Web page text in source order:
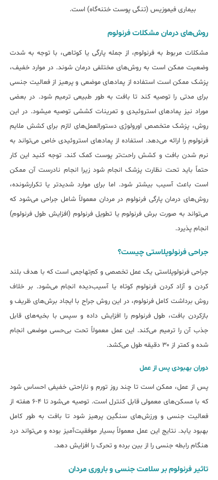
بیماری فیموزیس (تنگی پوست ختنه‌گاه) است.
روش‌های درمان مشکلات فرنولوم
مشکلات مربوط به فرنولوم، از جمله پارگی یا کوتاهی، با توجه به شدت
وضعیت ممکن است به روش‌های مختلفی درمان شوند. در موارد خفیف،
پزشک ممکن است استفاده از پمادهای موضعی و پرهیز از فعالیت جنسی
برای مدتی را توصیه کند تا بافت به طور طبیعی ترمیم شود. در بعضی
موراد نیز پمادهای استروئیدی و تمرینات کششی توصیه میشود. در این
روش، پزشک متخصص اورولوژی دستورالعمل‌های لازم برای کشش ملایم
فرنولوم را ارائه می‌دهد. استفاده از پمادهای استروئیدی خاص می‌تواند به
نرم شدن بافت و کشش راحت‌تر پوست کمک کند. توجه کنید این کار
حتماً باید تحت نظارت پزشک انجام شود زیرا انجام نادرست آن ممکن
است باعث آسیب بیشتر شود. اما برای موارد شدیدتر یا تکرارشونده،
روش‌های درمان پارگی فرنولوم در مردان معمولاً شامل جراحی می‌شود که
می‌تواند به صورت برش فرنولوم یا تطویل فرنولوم (افزایش طول فرنولوم)
انجام پذیرد.
جراحی فرنولوپلاستی چیست؟
جراحی فرنولوپلاستی یک عمل تخصصی و کم‌تهاجمی است که با هدف بلند
کردن و آزاد کردن فرنولوم کوتاه یا آسیب‌دیده انجام می‌شود. بر خلاف
روش برداشت کامل فرنولوم، در این روش جراح با ایجاد برش‌های ظریف و
بازکردن بافت، طول فرنولوم را افزایش داده و سپس با بخیه‌های قابل
جذب آن را ترمیم می‌کند. این عمل معمولاً تحت بی‌حسی موضعی انجام
شده و کمتر از ۳۰ دقیقه طول می‌کشد.
دوران بهبودی پس از عمل
پس از عمل، ممکن است تا چند روز تورم و ناراحتی خفیفی احساس شود
که با مسکن‌های معمولی قابل کنترل است. توصیه می‌شود تا ۴-۶ هفته از
فعالیت جنسی و ورزش‌های سنگین پرهیز شود تا بافت به طور کامل
بهبود یابد. نتایج این عمل معمولاً بسیار موفقیت‌آمیز بوده و می‌تواند درد
هنگام رابطه جنسی را از بین برده و تحرک را افزایش دهد.
تاثیر فرنولوم بر سلامت جنسی و باروری مردان